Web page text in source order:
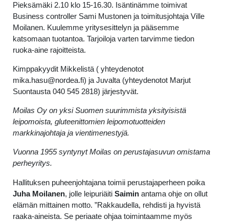
Pieksämäki 2.10 klo 15-16.30. Isäntinämme toimivat
Business controller Sami Mustonen ja toimitusjohtaja Ville
Moilanen. Kuulemme yritysesittelyn ja pääsemme
katsomaan tuotantoa. Tarjoiloja varten tarvimme tiedon
ruoka-aine rajoitteista.
Kimppakyydit Mikkelistä ( yhteydenotot
mika.hasu@nordea.fi) ja Juvalta (yhteydenotot Marjut
Suontausta 040 545 2818) järjestyvät.
Moilas Oy on yksi Suomen suurimmista yksityisistä
leipomoista, gluteenittomien leipomotuotteiden
markkinajohtaja ja vientimenestyjä.
Vuonna 1955 syntynyt Moilas on perustajasuvun omistama
perheyritys.
Hallituksen puheenjohtajana toimii perustajaperheen poika
Juha Moilanen, jolle leipuriäiti Saimin antama ohje on ollut
elämän mittainen motto. ”Rakkaudella, rehdisti ja hyvistä
raaka-aineista. Se periaate ohjaa toimintaamme myös